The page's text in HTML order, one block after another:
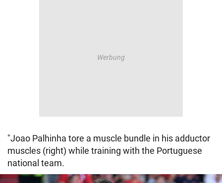
"Joao Palhinha tore a muscle bundle in his adductor
muscles (right) while training with the Portuguese
national team.